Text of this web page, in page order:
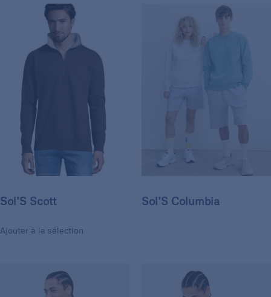
Sol’S Scott
Ajouter à la sélection
Sol’S Columbia